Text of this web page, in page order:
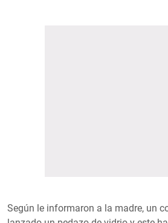
Según le informaron a la madre, un